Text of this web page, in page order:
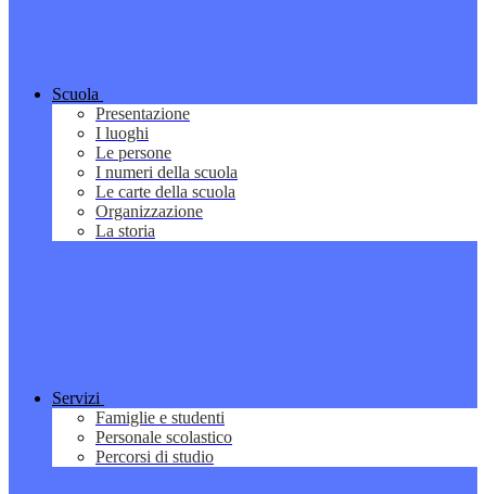
Scuola
Presentazione
I luoghi
Le persone
I numeri della scuola
Le carte della scuola
Organizzazione
La storia
Servizi
Famiglie e studenti
Personale scolastico
Percorsi di studio